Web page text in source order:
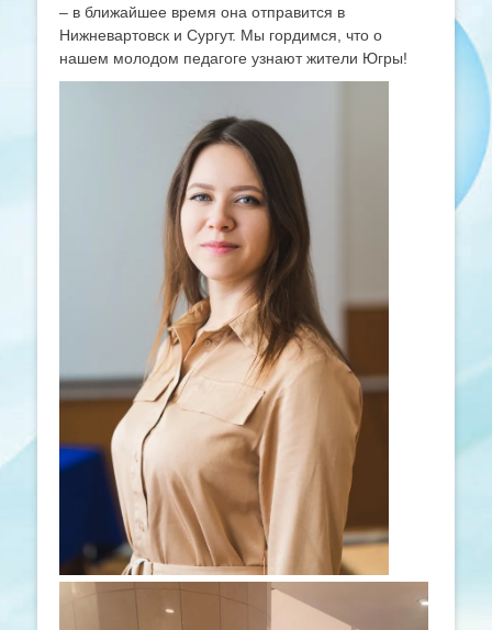
– в ближайшее время она отправится в
Нижневартовск и Сургут. Мы гордимся, что о
нашем молодом педагоге узнают жители Югры!